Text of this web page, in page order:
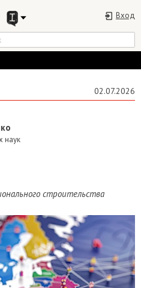
Вход
02.07.2026
наук
строительства